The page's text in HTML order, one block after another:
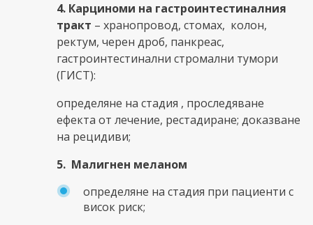
4. Карциноми на гастроинтестиналния
тракт – хранопровод, стомах, колон,
ректум, черен дроб, панкреас,
гастроинтестинални стромални тумори
(ГИСТ):
определяне на стадия , проследяване
ефекта от лечение, рестадиране; доказване
на рецидиви;
5. Малигнен меланом
определяне на стадия при пациенти с
висок риск;